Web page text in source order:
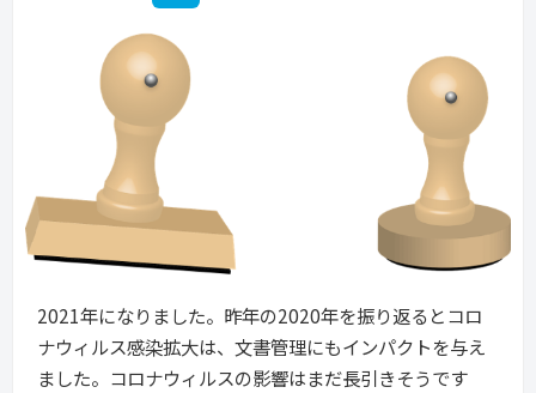
2021年になりました。昨年の2020年を振り返るとコロ
ナウィルス感染拡大は、文書管理にもインパクトを与え
ました。コロナウィルスの影響はまだ長引きそうです